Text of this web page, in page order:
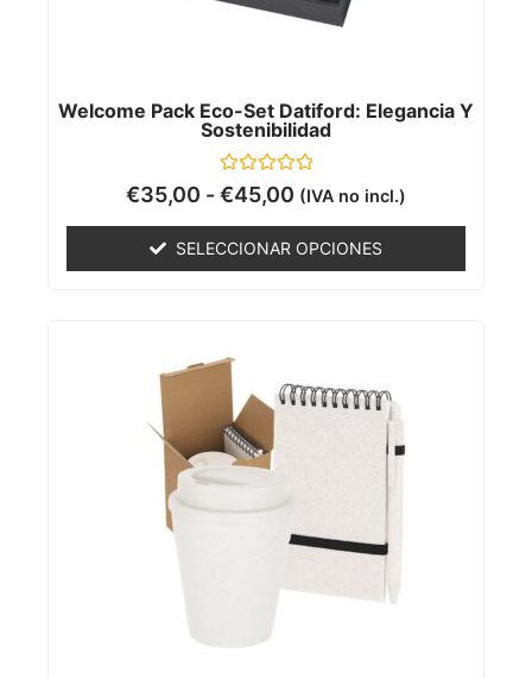
Welcome Pack Eco-Set Datiford: Elegancia Y
Sostenibilidad
Valorado
con
5
€35,00 -€45,00 (IVA no incl.)
SELECCIONAR OPCIONES